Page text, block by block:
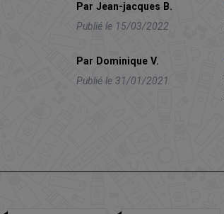
Par Jean-jacques B.
Publié le 15/03/2022
Par Dominique V.
Publié le 31/01/2021